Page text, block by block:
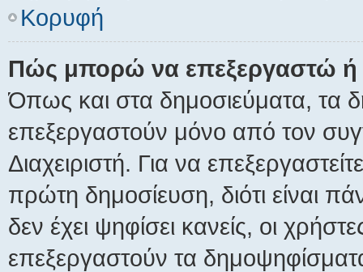
Κορυφή
Πώς μπορώ να επεξεργαστώ
Όπως και στα δημοσιεύματα, τα
επεξεργαστούν μόνο από τον
Διαχειριστή. Για να
πρώτη δημοσίευση, διότι είναι
δεν έχει ψηφίσει κανείς, οι
επεξεργαστούν τα